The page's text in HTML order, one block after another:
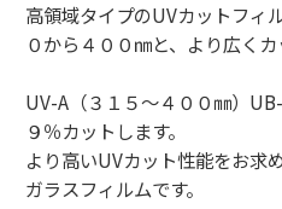
高領域タイプのUVカットフィ
０から４００㎚と、より広くカ
UV-A（３１５～４００㎜）
９％カットします。
より高いUVカット性能をお求
ガラスフィルムです。